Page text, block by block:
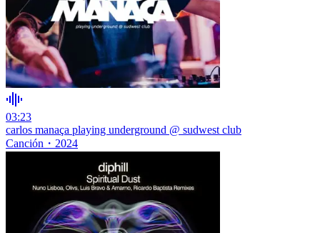
03:23
carlos manaça playing underground @ sudwest club
Canción ・ 2024